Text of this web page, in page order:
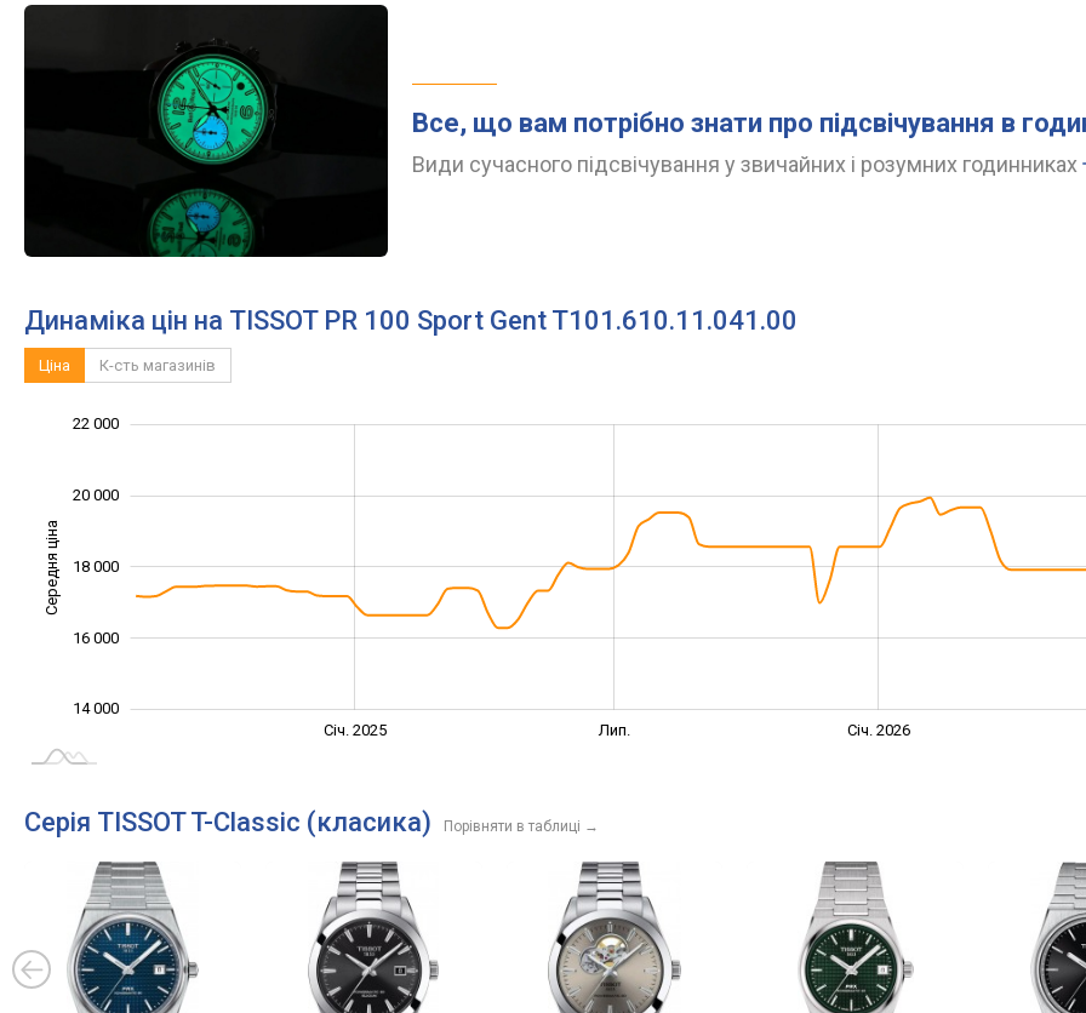
Все, що вам потрібно знати про підсвічування в
Види сучасного підсвічування у звичайних і розумних годинниках
Динаміка цін на TISSOT PR 100 Sport Gent T101.610.11.041.00
Ціна К-сть магазинів
Середня ціна 14 000
14 000
16 000
18 000
20 000
22 000
Січ. 2025 Лип. Січ. 2026
Серія TISSOT T-Classic (класика) Порівняти в таблиці →